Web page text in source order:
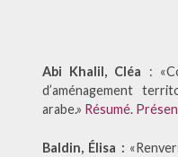
Abi Khalil, Cléa :
d’aménagement
arabe.» Résumé.
Baldin, Élisa :